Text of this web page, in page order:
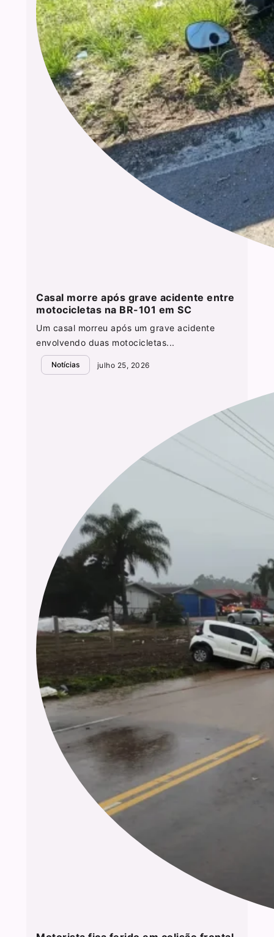
Casal morre após grave acidente entre
motocicletas na BR-101 em SC
Um casal morreu após um grave acidente
envolvendo duas motocicletas...
Notícias julho 25, 2026